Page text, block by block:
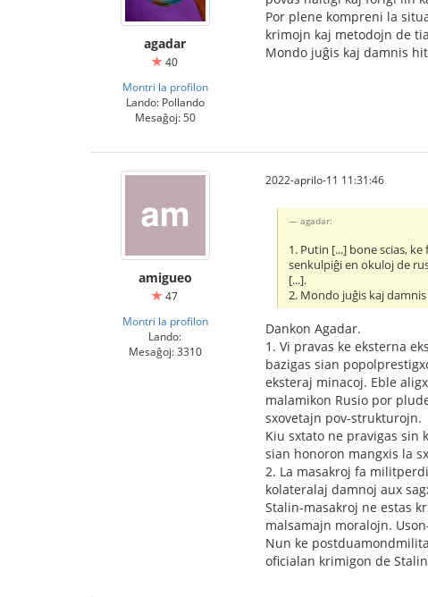
agadar
40
Montri la profilon
Lando: Pollando
Mesaĝoj: 50
Por plene kompreni la
krimojn kaj metodojn de
Mondo juĝis kaj damnis
amigueo
47
Montri la profilon
Lando:
Mesaĝoj: 3310
2022-aprilo-11 11:31:46
agadar:
1. Putin [...] bone scias,
senkulpiĝi en okuloj de
[...].
2. Mondo juĝis kaj
Dankon Agadar.
1. Vi pravas ke eksterna
bazigas sian
eksteraj minacoj. Eble
malamikon Rusio por
sxovetajn pov-strukturojn.
Kiu sxtato ne pravigas sin
sian honoron mangxis la
2. La masakroj fa
kolateralaj damnoj aux
Stalin-masakroj ne estas
malsamajn moralojn.
Nun ke
oficialan krimigon de